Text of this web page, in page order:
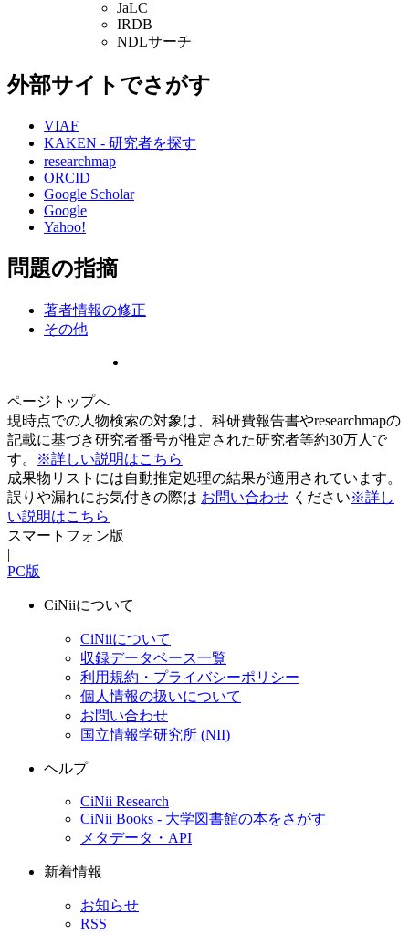
JaLC
IRDB
NDLサーチ
外部サイトでさがす
VIAF
KAKEN - 研究者を探す
researchmap
ORCID
Google Scholar
Google
Yahoo!
問題の指摘
著者情報の修正
その他
ページトップへ
現時点での人物検索の対象は、科研費報告書やresearchmapの
記載に基づき研究者番号が推定された研究者等約30万人で
す。
※詳しい説明はこちら
成果物リストには自動推定処理の結果が適用されています。
誤りや漏れにお気付きの際は お問い合わせ ください※詳し
い説明はこちら
スマートフォン版
|
PC版
CiNiiについて
CiNiiについて
収録データベース一覧
利用規約・プライバシーポリシー
個人情報の扱いについて
お問い合わせ
国立情報学研究所 (NII)
ヘルプ
CiNii Research
CiNii Books - 大学図書館の本をさがす
メタデータ・API
新着情報
お知らせ
RSS